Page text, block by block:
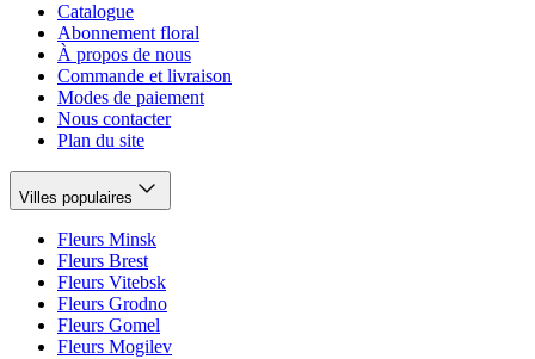
Catalogue
Abonnement floral
À propos de nous
Commande et livraison
Modes de paiement
Nous contacter
Plan du site
Villes populaires
Fleurs Minsk
Fleurs Brest
Fleurs Vitebsk
Fleurs Grodno
Fleurs Gomel
Fleurs Mogilev